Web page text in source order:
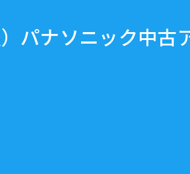
）パナソニック中